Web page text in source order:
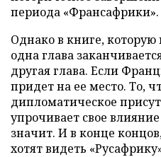
периода «Франсафрики».
Однако в книге,
одна глава
другая глава. Если
придет на ее место. То,
дипломатическое
упрочивает свое
значит. И в конце
хотят видеть